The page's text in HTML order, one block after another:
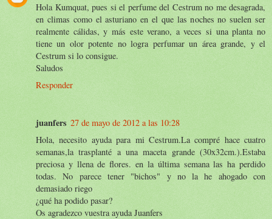
Hola Kumquat, pues si el perfume del Cestrum no me desagrada,
en climas como el asturiano en el que las noches no suelen ser
realmente cálidas, y más este verano, a veces si una planta no
tiene un olor potente no logra perfumar un área grande, y el
Cestrum si lo consigue.
Saludos
Responder
juanfers 27 de mayo de 2012 a las 10:28
Hola, necesito ayuda para mi Cestrum.La compré hace cuatro
semanas,la trasplanté a una maceta grande (30x32cm.).Estaba
preciosa y llena de flores. en la última semana las ha perdido
todas. No parece tener "bichos" y no la he ahogado con
demasiado riego
¿qué ha podido pasar?
Os agradezco vuestra ayuda Juanfers